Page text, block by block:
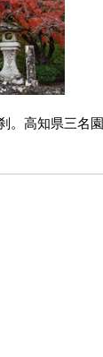
。高知県三名